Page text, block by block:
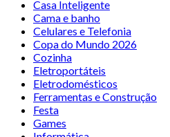
Casa Inteligente
Cama e banho
Celulares e Telefonia
Copa do Mundo 2026
Cozinha
Eletroportáteis
Eletrodomésticos
Ferramentas e Construção
Festa
Games